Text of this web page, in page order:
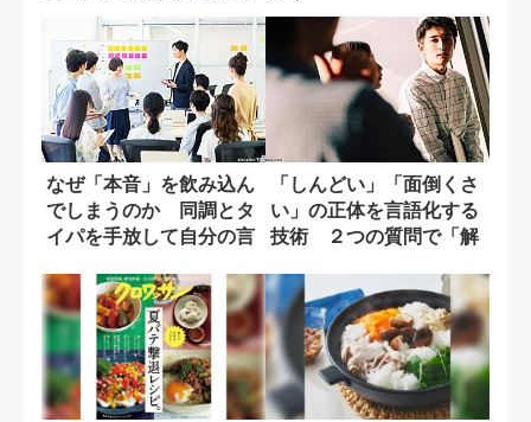
なぜ「本音」を飲み込ん
でしまうのか 同調とタ
イパを手放して自分の言
「しんどい」「面倒くさ
い」の正体を言語化する
技術 ２つの質問で「解